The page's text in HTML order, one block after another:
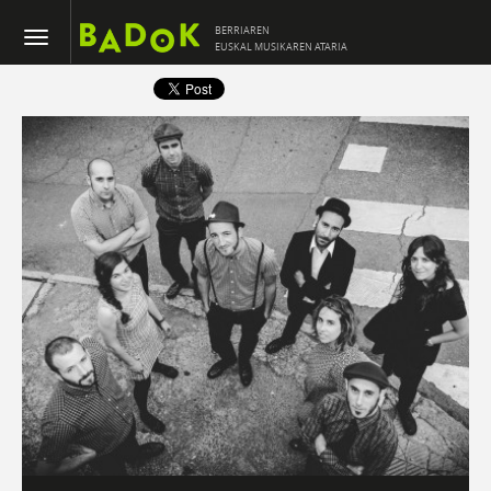
BERRIAREN
EUSKAL MUSIKAREN ATARIA